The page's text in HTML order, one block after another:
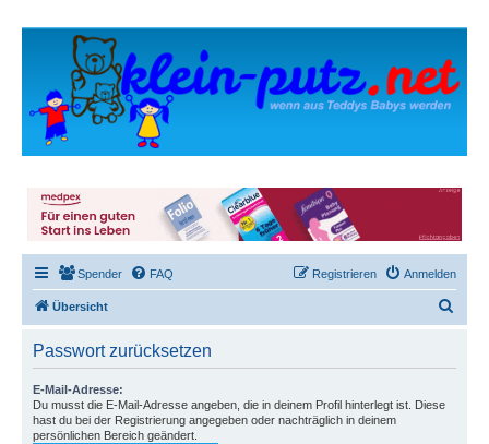
Spender FAQ Anmelden
Registrieren
Übersicht
Passwort zurücksetzen
E-Mail-Adresse:
Du musst die E-Mail-Adresse angeben, die in deinem Profil hinterlegt ist. Diese
hast du bei der Registrierung angegeben oder nachträglich in deinem
persönlichen Bereich geändert.